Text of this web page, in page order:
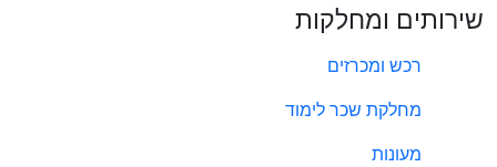
שירותים ומחלקות
רכש ומכרזים
מחלקת שכר לימוד
מעונות